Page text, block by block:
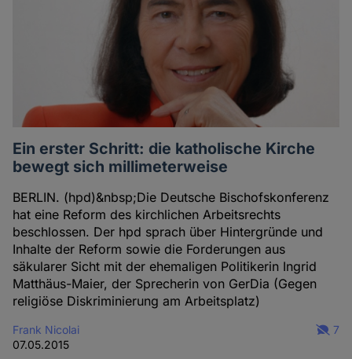
Ein erster Schritt: die katholische Kirche
bewegt sich millimeterweise
BERLIN. (hpd)&nbsp;Die Deutsche Bischofskonferenz
hat eine Reform des kirchlichen Arbeitsrechts
beschlossen. Der hpd sprach über Hintergründe und
Inhalte der Reform sowie die Forderungen aus
säkularer Sicht mit der ehemaligen Politikerin Ingrid
Matthäus-Maier, der Sprecherin von GerDia (Gegen
religiöse Diskriminierung am Arbeitsplatz)
Frank Nicolai
07.05.2015
7